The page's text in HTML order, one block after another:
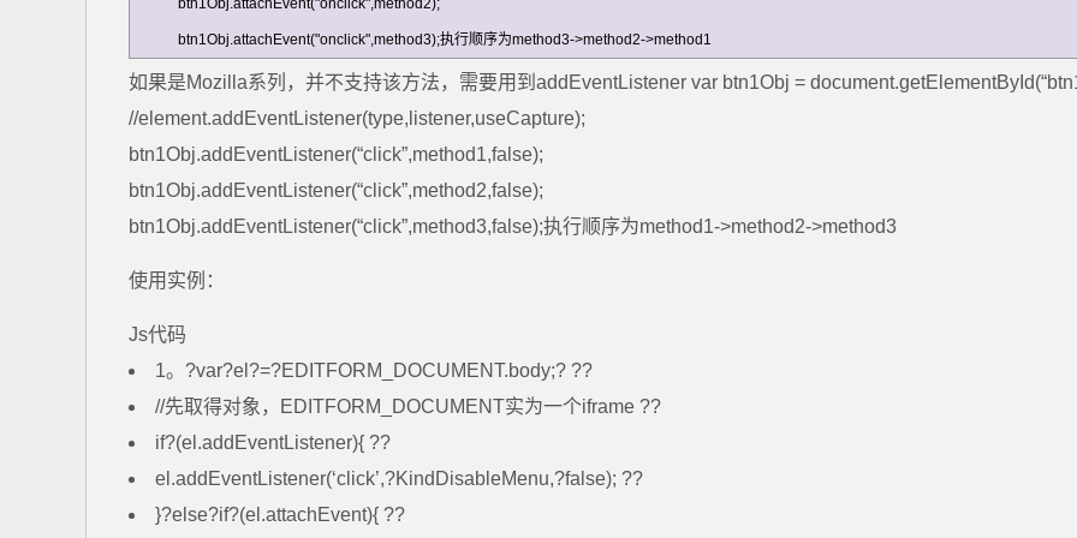
btn1Obj.attachEvent("onclick",method2);
btn1Obj.attachEvent("onclick",method3);执行顺序为method3->method2->method1
如果是Mozilla系列，并不支持该方法，需要用到addEventListener var btn1Obj =
//element.addEventListener(type,listener,useCapture);
btn1Obj.addEventListener(“click”,method1,false);
btn1Obj.addEventListener(“click”,method2,false);
btn1Obj.addEventListener(“click”,method3,false);执行顺序为method1->method2->method3
使用实例：
Js代码
1。?var?el?=?EDITFORM_DOCUMENT.body;? ??
//先取得对象，EDITFORM_DOCUMENT实为一个iframe ??
if?(el.addEventListener){ ??
el.addEventListener(‘click’,?KindDisableMenu,?false); ??
}?else?if?(el.attachEvent){ ??